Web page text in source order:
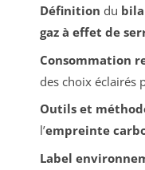
Définition du
gaz à effet de
Consommation
des choix éclairés
Outils et
l’empreinte
Label